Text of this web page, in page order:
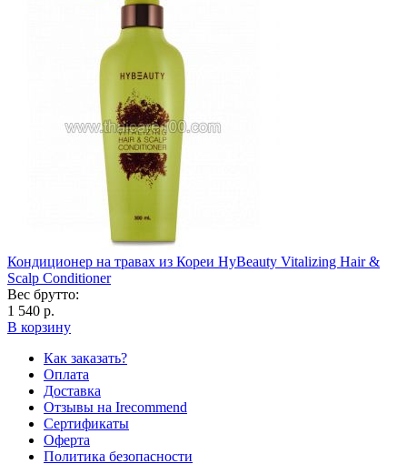
Кондиционер на травах из Кореи HyBeauty Vitalizing Hair &
Scalp Conditioner
Вес брутто:
1 540 р.
В корзину
Как заказать?
Оплата
Доставка
Отзывы на Irecommend
Сертификаты
Оферта
Политика безопасности